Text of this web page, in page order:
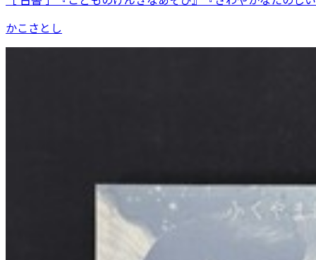
かこさとし